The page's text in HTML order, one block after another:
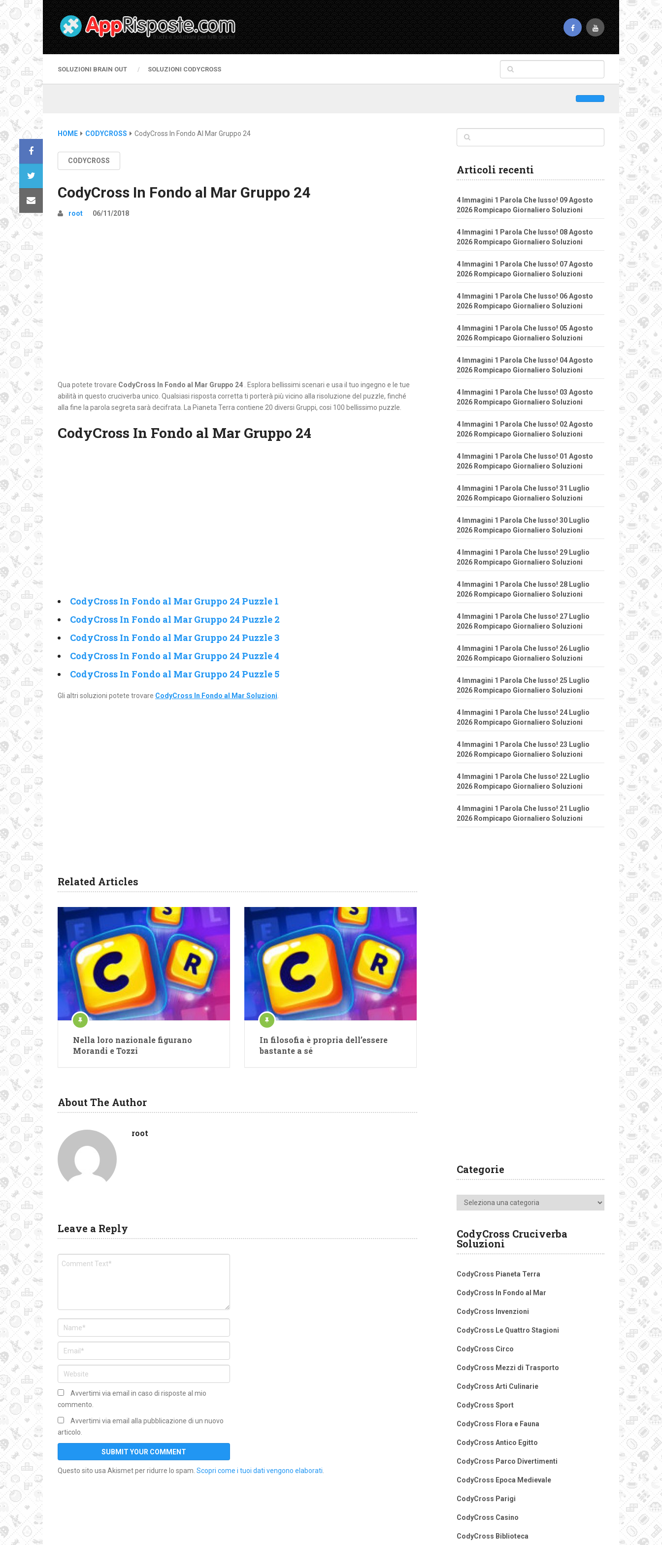
SOLUZIONI BRAIN OUT SOLUZIONI CODYCROSS
HOME CODYCROSS CodyCross In Fondo Al Mar Gruppo 24
CODYCROSS
CodyCross In Fondo al Mar Gruppo 24
root 06/11/2018
Qua potete trovare CodyCross In Fondo al Mar Gruppo 24
. Esplora bellissimi scenari e usa il tuo ingegno e le tue
abilità in questo cruciverba unico. Qualsiasi risposta corretta ti porterà più vicino alla risoluzione del puzzle, finché
alla fine la parola segreta sarà decifrata. La Pianeta Terra contiene 20 diversi Gruppi, cosi 100 bellissimo puzzle.
CodyCross In Fondo al Mar Gruppo 24
CodyCross In Fondo al Mar Gruppo 24 Puzzle 1
CodyCross In Fondo al Mar Gruppo 24 Puzzle 2
CodyCross In Fondo al Mar Gruppo 24 Puzzle 3
CodyCross In Fondo al Mar Gruppo 24 Puzzle 4
CodyCross In Fondo al Mar Gruppo 24 Puzzle 5
Gli altri soluzioni potete trovare CodyCross In Fondo al Mar Soluzioni
Related Articles
Nella loro nazionale figurano
Morandi e Tozzi
In filosofia è propria dell’essere
bastante a sé
About The Author
root
Leave a Reply
Avvertimi via email in caso di risposte al mio
commento.
Avvertimi via email alla pubblicazione di un nuovo
articolo.
Questo sito usa Akismet per ridurre lo spam. Scopri come i tuoi dati vengono elaborati
Articoli recenti
4 Immagini 1 Parola Che lusso! 09 Agosto
2026 Rompicapo Giornaliero Soluzioni
4 Immagini 1 Parola Che lusso! 08 Agosto
2026 Rompicapo Giornaliero Soluzioni
4 Immagini 1 Parola Che lusso! 07 Agosto
2026 Rompicapo Giornaliero Soluzioni
4 Immagini 1 Parola Che lusso! 06 Agosto
2026 Rompicapo Giornaliero Soluzioni
4 Immagini 1 Parola Che lusso! 05 Agosto
2026 Rompicapo Giornaliero Soluzioni
4 Immagini 1 Parola Che lusso! 04 Agosto
2026 Rompicapo Giornaliero Soluzioni
4 Immagini 1 Parola Che lusso! 03 Agosto
2026 Rompicapo Giornaliero Soluzioni
4 Immagini 1 Parola Che lusso! 02 Agosto
2026 Rompicapo Giornaliero Soluzioni
4 Immagini 1 Parola Che lusso! 01 Agosto
2026 Rompicapo Giornaliero Soluzioni
4 Immagini 1 Parola Che lusso! 31 Luglio
2026 Rompicapo Giornaliero Soluzioni
4 Immagini 1 Parola Che lusso! 30 Luglio
2026 Rompicapo Giornaliero Soluzioni
4 Immagini 1 Parola Che lusso! 29 Luglio
2026 Rompicapo Giornaliero Soluzioni
4 Immagini 1 Parola Che lusso! 28 Luglio
2026 Rompicapo Giornaliero Soluzioni
4 Immagini 1 Parola Che lusso! 27 Luglio
2026 Rompicapo Giornaliero Soluzioni
4 Immagini 1 Parola Che lusso! 26 Luglio
2026 Rompicapo Giornaliero Soluzioni
4 Immagini 1 Parola Che lusso! 25 Luglio
2026 Rompicapo Giornaliero Soluzioni
4 Immagini 1 Parola Che lusso! 24 Luglio
2026 Rompicapo Giornaliero Soluzioni
4 Immagini 1 Parola Che lusso! 23 Luglio
2026 Rompicapo Giornaliero Soluzioni
4 Immagini 1 Parola Che lusso! 22 Luglio
2026 Rompicapo Giornaliero Soluzioni
4 Immagini 1 Parola Che lusso! 21 Luglio
2026 Rompicapo Giornaliero Soluzioni
Categorie
Categorie
CodyCross Cruciverba
Soluzioni
CodyCross Pianeta Terra
CodyCross In Fondo al Mar
CodyCross Invenzioni
CodyCross Le Quattro Stagioni
CodyCross Circo
CodyCross Mezzi di Trasporto
CodyCross Arti Culinarie
CodyCross Sport
CodyCross Flora e Fauna
CodyCross Antico Egitto
CodyCross Parco Divertimenti
CodyCross Epoca Medievale
CodyCross Parigi
CodyCross Casino
CodyCross Biblioteca